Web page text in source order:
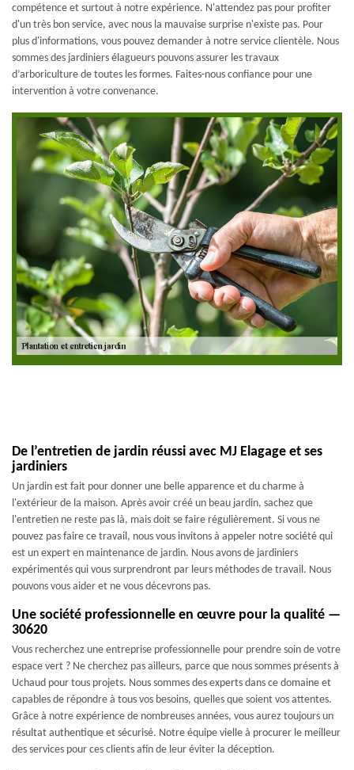
compétence et surtout à notre expérience. N'attendez pas pour profiter
d'un très bon service, avec nous la mauvaise surprise n'existe pas. Pour
plus d'informations, vous pouvez demander à notre service clientèle. Nous
sommes des jardiniers élagueurs pouvons assurer les travaux
d’arboriculture de toutes les formes. Faites-nous confiance pour une
intervention à votre convenance.
De l’entretien de jardin réussi avec MJ Elagage et ses
jardiniers
Un jardin est fait pour donner une belle apparence et du charme à
l'extérieur de la maison. Après avoir créé un beau jardin, sachez que
l'entretien ne reste pas là, mais doit se faire régulièrement. Si vous ne
pouvez pas faire ce travail, nous vous invitons à appeler notre société qui
est un expert en maintenance de jardin. Nous avons de jardiniers
expérimentés qui vous surprendront par leurs méthodes de travail. Nous
pouvons vous aider et ne vous décevrons pas.
Une société professionnelle en œuvre pour la qualité —
30620
Vous recherchez une entreprise professionnelle pour prendre soin de votre
espace vert ? Ne cherchez pas ailleurs, parce que nous sommes présents à
Uchaud pour tous projets. Nous sommes des experts dans ce domaine et
capables de répondre à tous vos besoins, quelles que soient vos attentes.
Grâce à notre expérience de nombreuses années, vous aurez toujours un
résultat authentique et sécurisé. Notre équipe vielle à procurer le meilleur
des services pour ces clients afin de leur éviter la déception.